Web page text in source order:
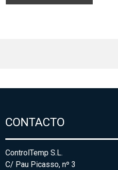
CONTACTO
ControlTemp S.L.
C/ Pau Picasso, nº 3